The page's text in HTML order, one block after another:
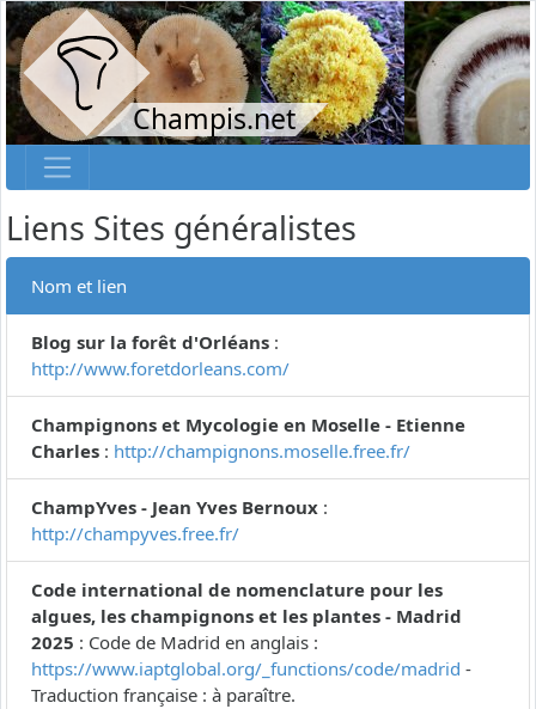
Champis.net
Liens Sites généralistes
Nom et lien
Blog sur la forêt d'Orléans :
http://www.foretdorleans.com/
Champignons et Mycologie en Moselle - Etienne
Charles : http://champignons.moselle.free.fr/
ChampYves - Jean Yves Bernoux :
http://champyves.free.fr/
Code international de nomenclature pour les
algues, les champignons et les plantes - Madrid
2025 : Code de Madrid en anglais :
https://www.iaptglobal.org/_functions/code/madrid -
Traduction française : à paraître.